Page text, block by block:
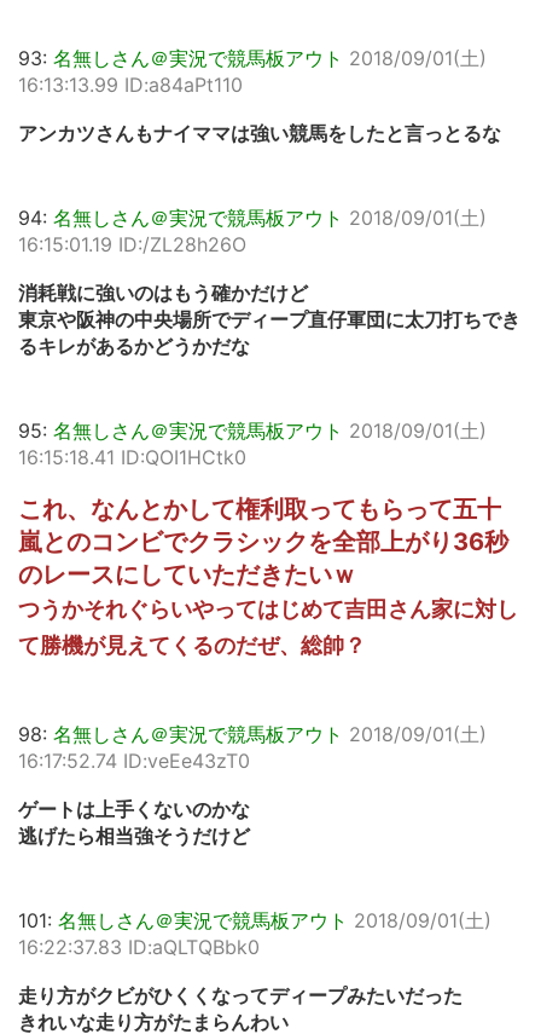
93: 名無しさん＠実況で競馬板アウト 2018/09/01(土)
16:13:13.99 ID:a84aPt110
アンカツさんもナイママは強い競馬をしたと言っとるな
94: 名無しさん＠実況で競馬板アウト 2018/09/01(土)
16:15:01.19 ID:/ZL28h26O
消耗戦に強いのはもう確かだけど
東京や阪神の中央場所でディープ直仔軍団に太刀打ちでき
るキレがあるかどうかだな
95: 名無しさん＠実況で競馬板アウト 2018/09/01(土)
16:15:18.41 ID:QOI1HCtk0
これ、なんとかして権利取ってもらって五十
嵐とのコンビでクラシックを全部上がり36秒
のレースにしていただきたいｗ
つうかそれぐらいやってはじめて吉田さん家に対し
て勝機が見えてくるのだぜ、総帥？
98: 名無しさん＠実況で競馬板アウト 2018/09/01(土)
16:17:52.74 ID:veEe43zT0
ゲートは上手くないのかな
逃げたら相当強そうだけど
101: 名無しさん＠実況で競馬板アウト 2018/09/01(土)
16:22:37.83 ID:aQLTQBbk0
走り方がクビがひくくなってディープみたいだった
きれいな走り方がたまらんわい